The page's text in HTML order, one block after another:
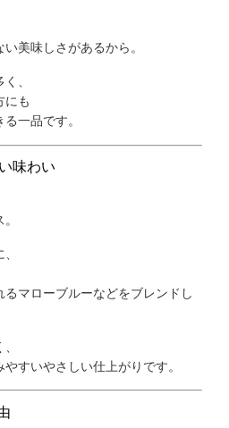
美味しさがあるから。
、
にも
一品です。
味わい
るマローブルーなどをブレンドし
やすいやさしい仕上がりです。